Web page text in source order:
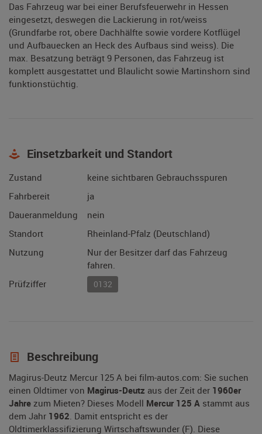
Das Fahrzeug war bei einer Berufsfeuerwehr in Hessen
eingesetzt, deswegen die Lackierung in rot/weiss
(Grundfarbe rot, obere Dachhälfte sowie vordere Kotflügel
und Aufbauecken an Heck des Aufbaus sind weiss). Die
max. Besatzung beträgt 9 Personen, das Fahrzeug ist
komplett ausgestattet und Blaulicht sowie Martinshorn sind
funktionstüchtig.
Einsetzbarkeit und Standort
Zustand
keine sichtbaren Gebrauchsspuren
Fahrbereit
ja
Daueranmeldung
nein
Standort
Rheinland-Pfalz (Deutschland)
Nutzung
Nur der Besitzer darf das Fahrzeug
fahren.
Prüfziffer
0132
Beschreibung
Magirus-Deutz Mercur 125 A bei film-autos.com: Sie suchen
einen Oldtimer von Magirus-Deutz aus der Zeit der 1960er
Jahre zum Mieten? Dieses Modell Mercur 125 A stammt aus
dem Jahr 1962. Damit entspricht es der
Oldtimerklassifizierung Wirtschaftswunder (F). Diese